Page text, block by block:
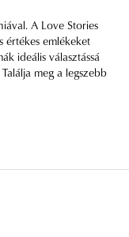
A Love Stories
értékes emlékeket
ideális választássá
meg a legszebb